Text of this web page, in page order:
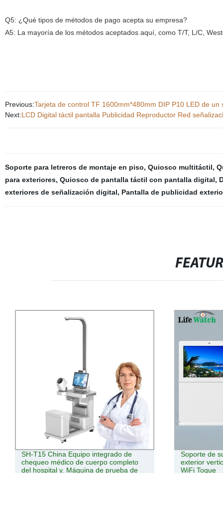
Q5: ¿Qué tipos de métodos de pago acepta su empresa?
A5: La mayoría de los métodos aceptados aquí, como T/T, L/C,
Previous:Tarjeta de control TF 1600mm*480mm DIP P10 LED de
Next:LCD Digital táctil pantalla Publicidad Reproductor Red
Soporte para letreros de montaje en piso, Quiosco multitáctil,
para exteriores, Quiosco de pantalla táctil con pantalla digital,
exteriores de señalización digital, Pantalla de publicidad
Soporte de suelo de 55 pulgadas para
exterior vertical Digital Signage Totem
WiFi Toque
55 pulgadas
señalización
la luz del sol